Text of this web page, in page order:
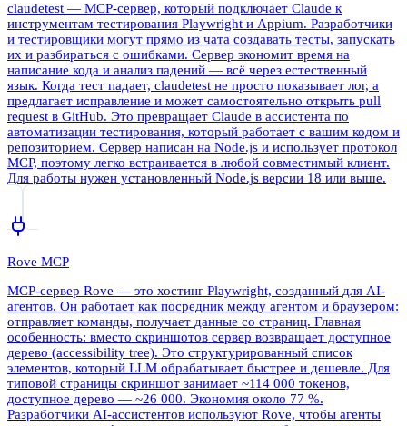
claudetest — MCP-сервер, который подключает Claude к
инструментам тестирования Playwright и Appium. Разработчики
и тестировщики могут прямо из чата создавать тесты, запускать
их и разбираться с ошибками. Сервер экономит время на
написание кода и анализ падений — всё через естественный
язык. Когда тест падает, claudetest не просто показывает лог, а
предлагает исправление и может самостоятельно открыть pull
request в GitHub. Это превращает Claude в ассистента по
автоматизации тестирования, который работает с вашим кодом и
репозиторием. Сервер написан на Node.js и использует протокол
MCP, поэтому легко встраивается в любой совместимый клиент.
Для работы нужен установленный Node.js версии 18 или выше.
Rove MCP
MCP-сервер Rove — это хостинг Playwright, созданный для AI-
агентов. Он работает как посредник между агентом и браузером:
отправляет команды, получает данные со страниц. Главная
особенность: вместо скриншотов сервер возвращает доступное
дерево (accessibility tree). Это структурированный список
элементов, который LLM обрабатывает быстрее и дешевле. Для
типовой страницы скриншот занимает ~114 000 токенов,
доступное дерево — ~26 000. Экономия около 77 %.
Разработчики AI-ассистентов используют Rove, чтобы агенты